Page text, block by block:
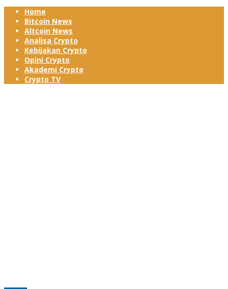
Home
Bitcoin News
Altcoin News
Analisa Crypto
Kebijakan Crypto
Opini Crypto
Akademi Crypto
Crypto TV